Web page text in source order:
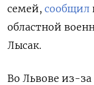
семей, сообщил
областной
Лысак.
Во Львове из-